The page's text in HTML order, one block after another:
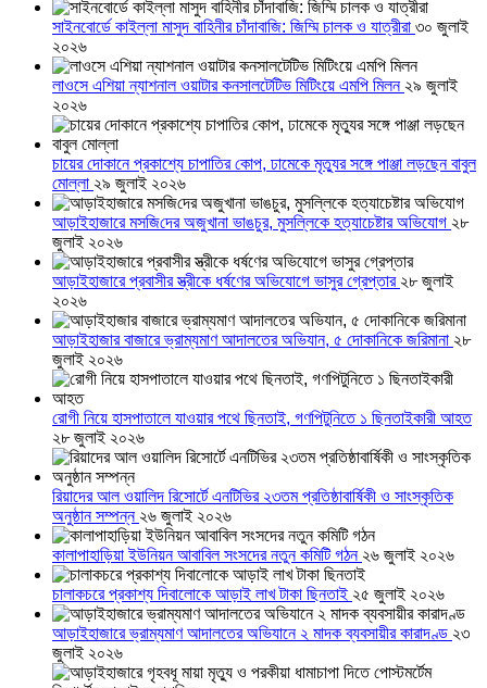
সাইনবোর্ডে কাইল্লা মাসুদ বাহিনীর চাঁদাবাজি: জিম্মি চালক ও যাত্রীরা ৩০ জুলাই
২০২৬
লাওসে এশিয়া ন্যাশনাল ওয়াটার কনসালটেটিভ মিটিংয়ে এমপি মিলন ২৯ জুলাই
২০২৬
চায়ের দোকানে প্রকাশ্যে চাপাতির কোপ, ঢামেকে মৃত্যুর সঙ্গে পাঞ্জা লড়ছেন বাবুল
মোল্লা ২৯ জুলাই ২০২৬
আড়াইহাজারে মস‌জি‌দের অজুখানা ভাঙচুর, মুসল্লিকে হত্যাচেষ্টার অভিযোগ ২৮
জুলাই ২০২৬
আড়াইহাজারে প্রবাসীর স্ত্রীকে ধর্ষণের অভিযোগে ভাসুর গ্রেপ্তার ২৮ জুলাই
২০২৬
আড়াইহাজার বাজারে ভ্রাম্যমাণ আদালতের অভিযান, ৫ দোকানিকে জরিমানা ২৮
জুলাই ২০২৬
রোগী নিয়ে হাসপাতালে যাওয়ার পথে ছিনতাই, গণপিটুনিতে ১ ছিনতাইকারী আহত
২৮ জুলাই ২০২৬
রিয়াদের আল ওয়ালিদ রিসোর্টে এনটিভির ২৩তম প্রতিষ্ঠাবার্ষিকী ও সাংস্কৃতিক
অনুষ্ঠান সম্পন্ন ২৬ জুলাই ২০২৬
কালাপাহাড়িয়া ইউনিয়ন আবাবিল সংসদের নতুন কমিটি গঠন ২৬ জুলাই ২০২৬
চালাকচরে প্রকাশ্য দিবালোকে আড়াই লাখ টাকা ছিনতাই ২৫ জুলাই ২০২৬
আড়াইহাজারে ভ্রাম্যমাণ আদালতের অভিযানে ২ মাদক ব্যবসায়ীর কারাদণ্ড ২৩
জুলাই ২০২৬